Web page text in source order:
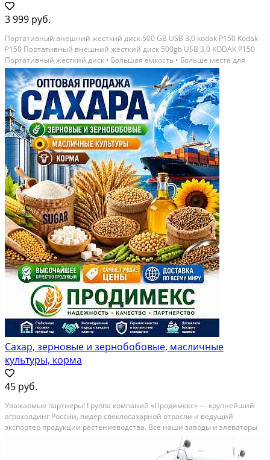
3 999 руб.
Портативный внешний жесткий диск 500 GB USB 3.0 kodak P150 Kodak
P150 Портативный внешний жесткий диск 500gb USB 3.0 KODAK P150
Портативный жесткий диск • Большая емкость • Больше места для
хранения Обеспечивает большое пространство для хранения
фотографии, музыка, фильмы, данные всё можно...
Сахар, зерновые и зернобобовые, масличные
культуры, корма
45 руб.
Уважаемые партнеры! Группа компаний «Продимекс» — крупнейший
агрохолдинг России, лидер свеклосахарной отрасли и ведущий
экспортер продукции растениеводства. Все наши заводы и элеваторы
внесены в реестр экспортеров ФГИС «Цербер» и аккредитованы
Россельхознадзором для поставок на внешние рынки....